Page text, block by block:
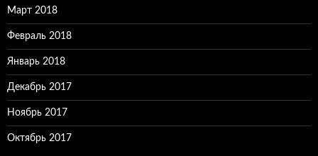
Март 2018
Февраль 2018
Январь 2018
Декабрь 2017
Ноябрь 2017
Октябрь 2017